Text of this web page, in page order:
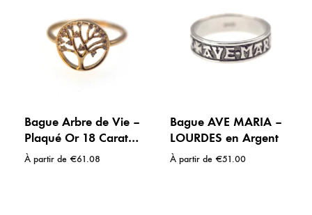
Bague Arbre de Vie –
Plaqué Or 18 Carats
& Strass
À partir de €61.08
Bague AVE MARIA –
LOURDES en Argent
À partir de €51.00